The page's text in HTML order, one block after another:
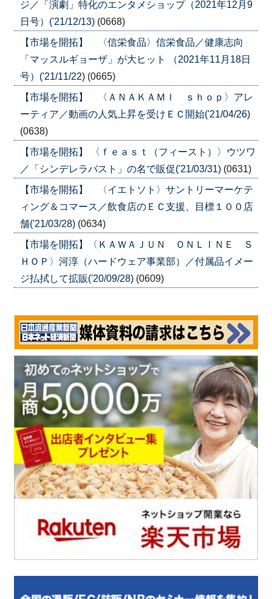
ジ／「演劇」特化のエンタメショップ（2021年12月9
日号）('21/12/13) (0668)
【市場を開拓】 〈信栄食品〉信栄食品／健康志向
「マッスルギョーザ」が大ヒット （2021年11月18日
号）('21/11/22) (0665)
【市場を開拓】 〈ＡＮＡＫＡＭＩ ｓｈｏｐ〉アレ
ーティア／動画の人気上昇を受けＥＣ開始('21/04/26)
(0638)
【市場を開拓】 〈ｆｅａｓｔ（フィースト）〉ウツワ
／「シンデレラバスト」の名で販促('21/03/31) (0631)
【市場を開拓】 〈イエトソト〉サントリーマーケテ
ィング＆コマース／飲食店のＥＣ支援、目標１００店
舗('21/03/28) (0634)
【市場を開拓】〈ＫＡＷＡＪＵＮ ＯＮＬＩＮＥ Ｓ
ＨＯＰ〉河淳（ハードウェア事業部）／付属品イメー
ジ払拭して拡販('20/09/28) (0609)